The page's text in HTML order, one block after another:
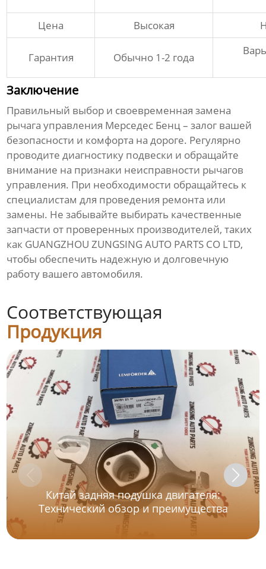
Цена Высокая
Гарантия Обычно 1-2 года
Заключение
Правильный выбор и своевременная замена
рычага управления Мерседес Бенц– залог вашей
безопасности и комфорта на дороге. Регулярно
проводите диагностику подвески и обращайте
внимание на признаки неисправности рычагов
управления. При необходимости обращайтесь к
специалистам для проведения ремонта или
замены. Не забывайте выбирать качественные
запчасти от проверенных производителей, таких
как GUANGZHOU ZUNGSING AUTO PARTS CO LTD,
чтобы обеспечить надежную и долговечную
работу вашего автомобиля.
Соответствующая
Продукция
Китай задняя подушка двигателя:
Технический обзор и преимущества